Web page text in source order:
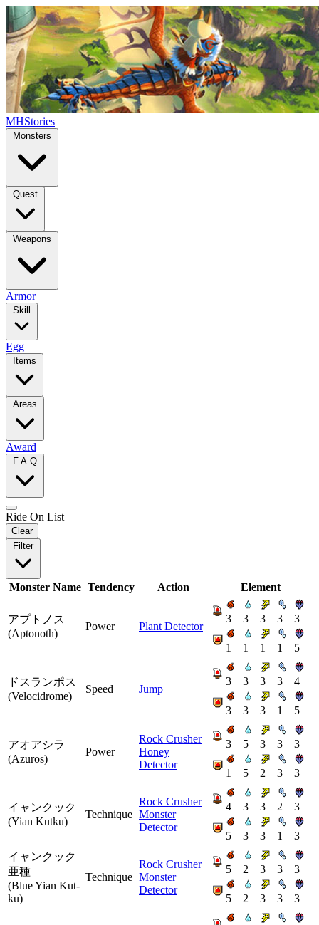
MHStories
Monsters
Quest
Weapons
Armor
Skill
Egg
Items
Areas
Award
F.A.Q
Ride On List
Clear
Filter
Monster Name Tendency Action Element
アプトノス
(Aptonoth)
Power Plant Detector
3 3 3 3 3
1 1 1 1 5
ドスランポス
(Velocidrome)
Speed Jump
3 3 3 3 4
3 3 3 1 5
アオアシラ
(Azuros)
Power
Rock Crusher
Honey
Detector
3 5 3 3 3
1 5 2 3 3
イャンクック
(Yian Kutku)
Technique
Rock Crusher
Monster
Detector
4 3 3 2 3
5 3 3 1
3
イャンクック
亜種
(Blue Yian Kut-
ku)
Technique
Rock Crusher
Monster
Detector
5 2 3 3 3
5 2 3 3 3